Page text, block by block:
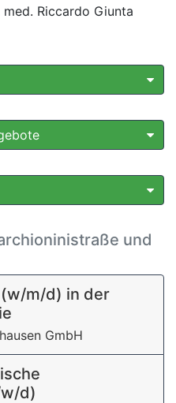
Riccardo Giunta
und
m/d) in der
GmbH
d)